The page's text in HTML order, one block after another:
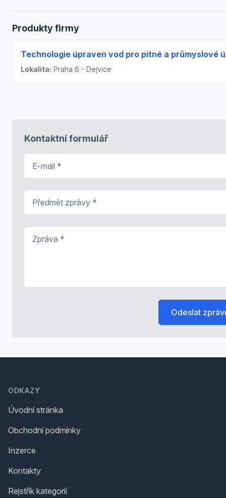
Produkty firmy
Technologie úpraven vod pro pitné a průmyslové
Lokalita: Praha 6 - Dejvice
Kontaktní formulář
Odeslat
ODKAZY
Úvodní stránka
Obchodní podmínky
Inzerce
Kontakty
Rejstřík kategorií